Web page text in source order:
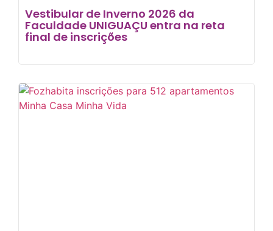
Vestibular de Inverno 2026 da
Faculdade UNIGUAÇU entra na reta
final de inscrições